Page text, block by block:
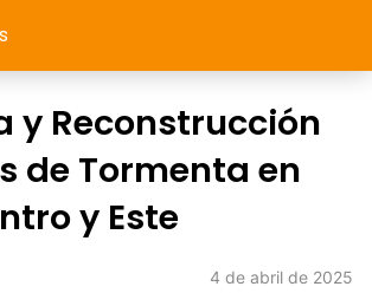
y Reconstrucción
de Tormenta en
y Este
4 de abril de 2025